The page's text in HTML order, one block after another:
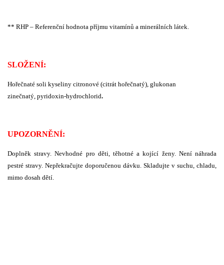
** RHP – Referenční hodnota příjmu vitamínů a minerálních látek.
SLOŽENÍ:
Hořečnaté soli kyseliny citronové (citrát hořečnatý), glukonan
zinečnatý, pyridoxin-hydrochlorid.
UPOZORNĚNÍ:
Doplněk stravy. Nevhodné pro děti, těhotné a kojící ženy. Není náhrada
pestré stravy. Nepřekračujte doporučenou dávku. Skladujte v suchu, chladu,
mimo dosah dětí.